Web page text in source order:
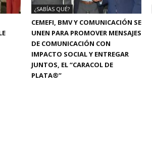
¿SABÍAS QUÉ?
CEMEFI, BMV Y COMUNICACIÓN SE
UNEN PARA PROMOVER MENSAJES
DE COMUNICACIÓN CON
IMPACTO SOCIAL Y ENTREGAR
JUNTOS, EL “CARACOL DE
PLATA®”